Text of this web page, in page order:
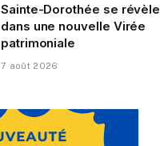
Sainte-Dorothée se révèle
dans une nouvelle Virée
patrimoniale
7 août 2026